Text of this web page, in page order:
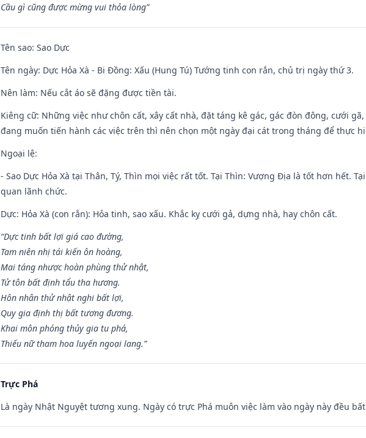
Cầu gì cũng được mừng vui thỏa lòng”
Tên sao: Sao Dực
Tên ngày: Dực Hỏa Xà - Bi Đồng: Xấu (Hung Tú) Tướng tinh con rắn, chủ trị ngày thứ 3.
Nên làm: Nếu cắt áo sẽ đặng được tiền tài.
Kiêng cữ: Những việc như chôn cất, xây cất nhà, đặt táng kê gác, gác đòn đông, cưới
đang muốn tiến hành các việc trên thì nên chọn một ngày đại cát trong tháng để thực
Ngoại lệ:
- Sao Dực Hỏa Xà tại Thân, Tý, Thìn mọi việc rất tốt. Tại Thìn: Vượng Địa là tốt hơn hết.
quan lãnh chức.
Dực: Hỏa Xà (con rắn): Hỏa tinh, sao xấu. Khắc kỵ cưới gả, dựng nhà, hay chôn cất.
“Dực tinh bất lợi giá cao đường,
Tam niên nhị tái kiến ôn hoàng,
Mai táng nhược hoàn phùng thử nhật,
Tử tôn bất định tẩu tha hương.
Hôn nhân thử nhật nghi bất lợi,
Quy gia định thị bất tương đương.
Khai môn phóng thủy gia tu phá,
Thiếu nữ tham hoa luyến ngoại lang.”
Trực Phá
Là ngày Nhật Nguyệt tương xung. Ngày có trực Phá muôn việc làm vào ngày này đều